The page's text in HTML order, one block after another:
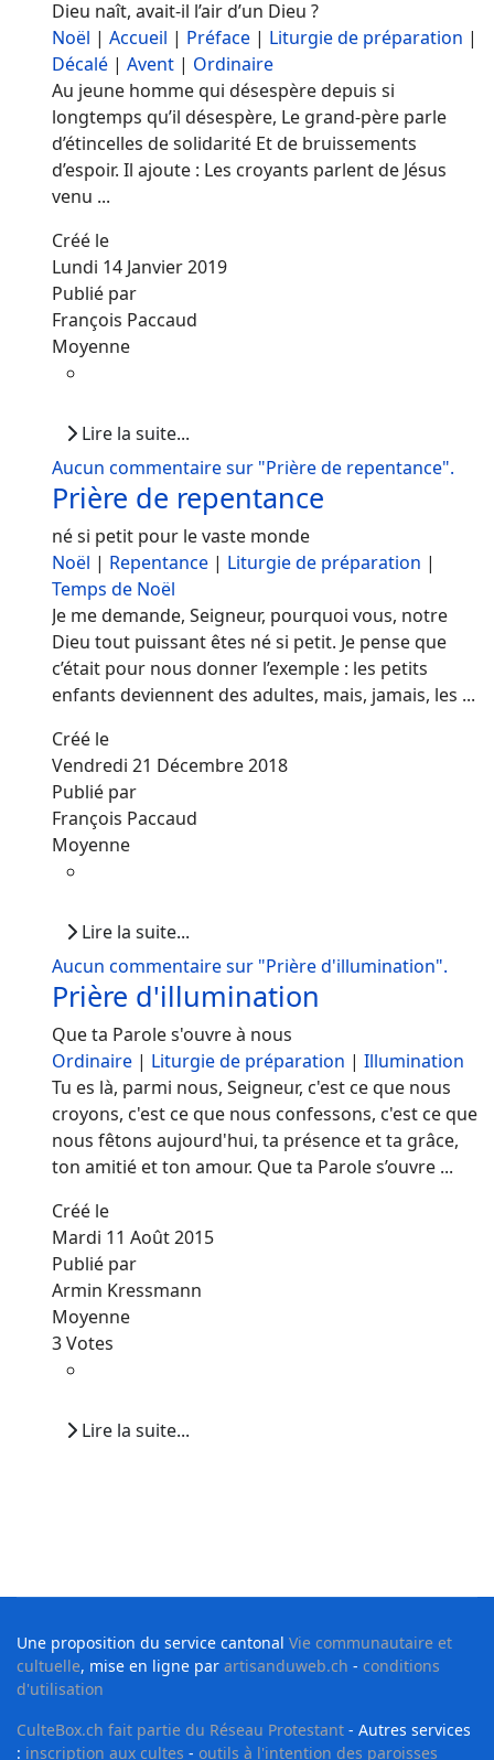
Dieu naît, avait-il l’air d’un Dieu ?
Noël | Accueil | Préface | Liturgie de préparation |
Décalé | Avent | Ordinaire
Au jeune homme qui désespère depuis si
longtemps qu’il désespère, Le grand-père parle
d’étincelles de solidarité Et de bruissements
d’espoir. Il ajoute : Les croyants parlent de Jésus
venu ...
Créé le
Lundi 14 Janvier 2019
Publié par
François Paccaud
Moyenne
Lire la suite...
Aucun commentaire sur "Prière de repentance".
Prière de repentance
né si petit pour le vaste monde
Noël | Repentance | Liturgie de préparation |
Temps de Noël
Je me demande, Seigneur, pourquoi vous, notre
Dieu tout puissant êtes né si petit. Je pense que
c’était pour nous donner l’exemple : les petits
enfants deviennent des adultes, mais, jamais, les ...
Créé le
Vendredi 21 Décembre 2018
Publié par
François Paccaud
Moyenne
Lire la suite...
Aucun commentaire sur "Prière d'illumination".
Prière d'illumination
Que ta Parole s'ouvre à nous
Ordinaire | Liturgie de préparation | Illumination
Tu es là, parmi nous, Seigneur, c'est ce que nous
croyons, c'est ce que nous confessons, c'est ce que
nous fêtons aujourd'hui, ta présence et ta grâce,
ton amitié et ton amour. Que ta Parole s’ouvre ...
Créé le
Mardi 11 Août 2015
Publié par
Armin Kressmann
Moyenne
3 Votes
Lire la suite...
Une proposition du service cantonal Vie communautaire et
cultuelle, mise en ligne par artisanduweb.ch - conditions
d'utilisation
CulteBox.ch fait partie du Réseau Protestant - Autres services
: inscription aux cultes - outils à l'intention des paroisses